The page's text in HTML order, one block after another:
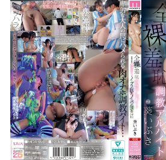
untuk memancingku agar
adalah wadah sperma
Kana